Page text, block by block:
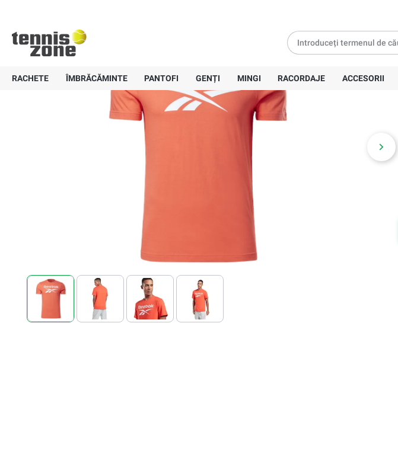
RACHETE ÎMBRĂCĂMINTE PANTOFI GENȚI MINGI RACORDAJE ACCESORII